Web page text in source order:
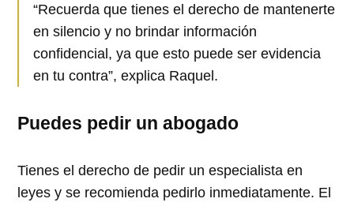
“Recuerda que tienes el derecho de mantenerte
en silencio y no brindar información
confidencial, ya que esto puede ser evidencia
en tu contra”, explica Raquel.
Puedes pedir un abogado
Tienes el derecho de pedir un especialista en
leyes y se recomienda pedirlo inmediatamente. El